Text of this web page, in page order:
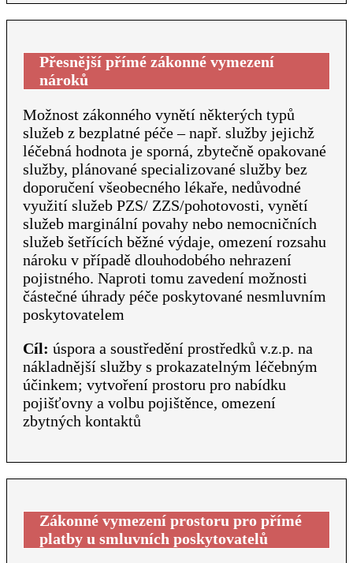
Přesnější přímé zákonné vymezení
nároků
Možnost zákonného vynětí některých typů
služeb z bezplatné péče – např. služby jejichž
léčebná hodnota je sporná, zbytečně opakované
služby, plánované specializované služby bez
doporučení všeobecného lékaře, nedůvodné
využití služeb PZS/ ZZS/pohotovosti, vynětí
služeb marginální povahy nebo nemocničních
služeb šetřících běžné výdaje, omezení rozsahu
nároku v případě dlouhodobého nehrazení
pojistného. Naproti tomu zavedení možnosti
částečné úhrady péče poskytované nesmluvním
poskytovatelem
Cíl: úspora a soustředění prostředků v.z.p. na
nákladnější služby s prokazatelným léčebným
účinkem; vytvoření prostoru pro nabídku
pojišťovny a volbu pojištěnce, omezení
zbytných kontaktů
Zákonné vymezení prostoru pro přímé
platby u smluvních poskytovatelů